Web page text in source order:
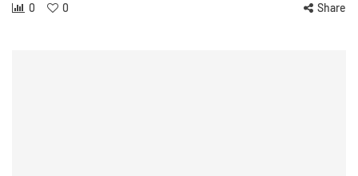
0 0 Share